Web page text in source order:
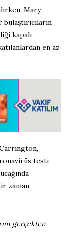
Mary
kapalı
en az
testi
zaman
gerçekten